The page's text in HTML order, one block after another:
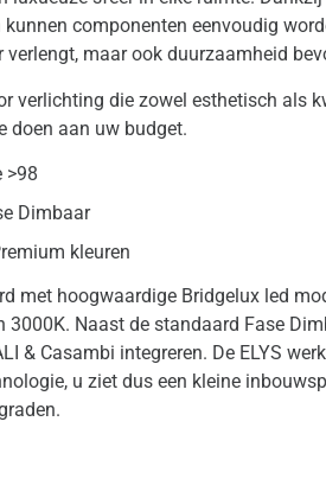
componenten eenvoudig
verlengt, maar ook duurzaamheid
verlichting die zowel esthetisch als
doen aan uw budget.
>98
Dimbaar
kleuren
met hoogwaardige Bridgelux led
3000K. Naast de standaard Fase
& Casambi integreren. De ELYS
u ziet dus een kleine